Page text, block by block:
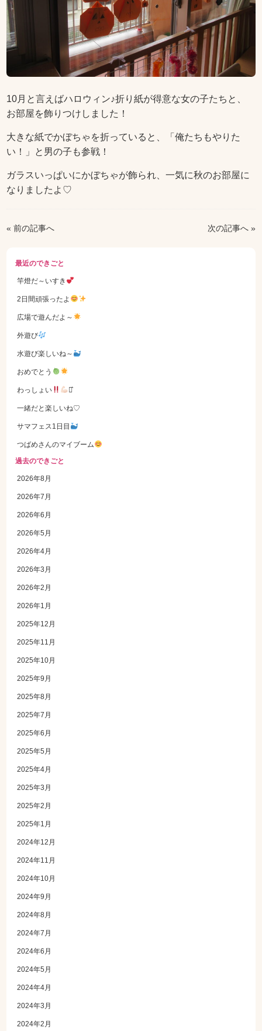
10月と言えばハロウィン♪折り紙が得意な女の子たちと、
お部屋を飾りつけしました！
大きな紙でかぼちゃを折っていると、「俺たちもやりた
い！」と男の子も参戦！
ガラスいっぱいにかぼちゃが飾られ、一気に秋のお部屋に
なりましたよ♡
« 前の記事へ 次の記事へ »
最近のできごと
竿燈だ～いすき
2日間頑張ったよ
広場で遊んだよ～
外遊び
水遊び楽しいね～
おめでとう
わっしょい ⋆͛
一緒だと楽しいね♡
サマフェス1日目
つばめさんのマイブーム
過去のできごと
2026年8月
2026年7月
2026年6月
2026年5月
2026年4月
2026年3月
2026年2月
2026年1月
2025年12月
2025年11月
2025年10月
2025年9月
2025年8月
2025年7月
2025年6月
2025年5月
2025年4月
2025年3月
2025年2月
2025年1月
2024年12月
2024年11月
2024年10月
2024年9月
2024年8月
2024年7月
2024年6月
2024年5月
2024年4月
2024年3月
2024年2月